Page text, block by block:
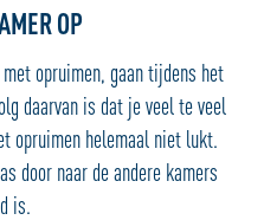
OP
opruimen, gaan tijdens het
daarvan is dat je veel te veel
opruimen helemaal niet lukt.
door naar de andere kamers
is.